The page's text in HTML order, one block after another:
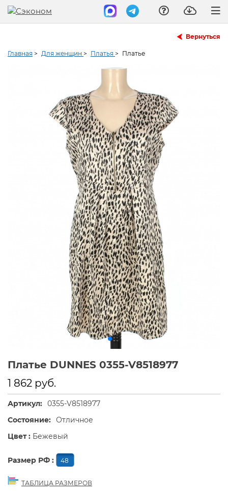
Вернуться
Главная > Для женщин > Платья > Платье
Платье DUNNES 0355-V8518977
1 862 руб.
Артикул: 0355-V8518977
Состояние: Отличное
Цвет : Бежевый
Размер РФ : 48
ТАБЛИЦА РАЗМЕРОВ